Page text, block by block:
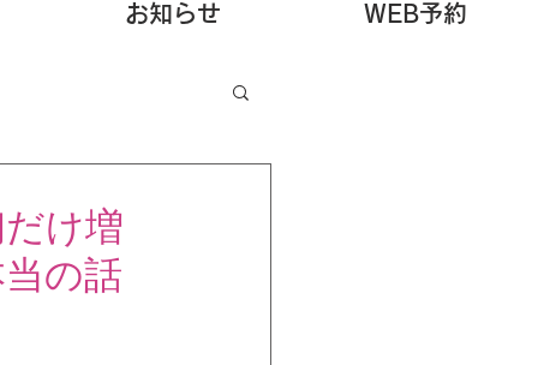
お知らせ WEB予約
け増
の話